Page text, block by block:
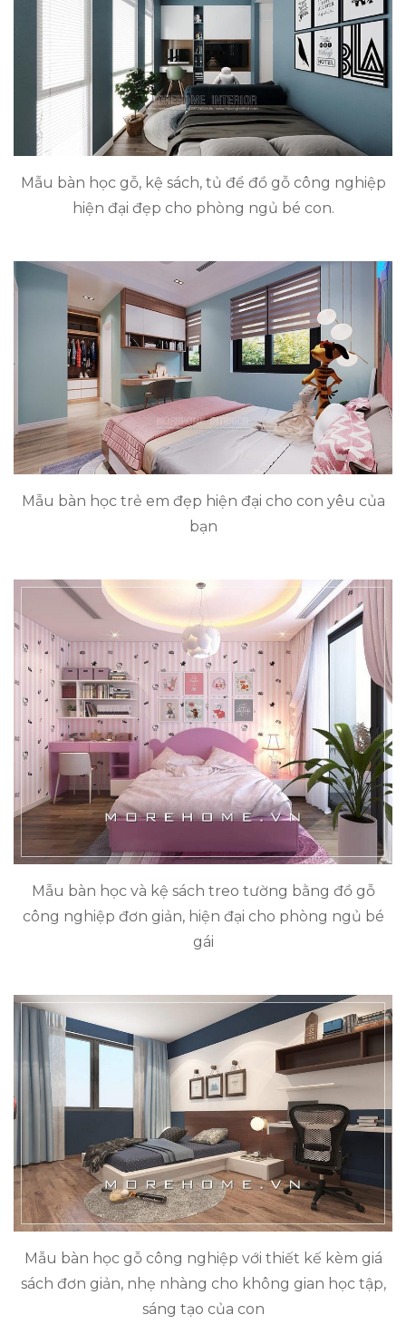
Mẫu bàn học gỗ, kệ sách, tủ để đồ gỗ công nghiệp
hiện đại đẹp cho phòng ngủ bé con.
Mẫu bàn học trẻ em đẹp hiện đại cho con yêu của
bạn
Mẫu bàn học và kệ sách treo tường bằng đồ gỗ
công nghiệp đơn giản, hiện đại cho phòng ngủ bé
gái
Mẫu bàn học gỗ công nghiệp với thiết kế kèm giá
sách đơn giản, nhẹ nhàng cho không gian học tập,
sáng tạo của con